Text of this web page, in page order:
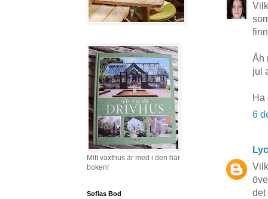
Åh
jul
Ha
6
det
Mitt växthus är med i den här
boken!
Sofias Bod